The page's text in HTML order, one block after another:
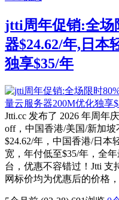
jtti周年促销:全场
器$24.62/年,日本
独享$35/年
Jtti.cc 发布了 2026 年周年
off，中国香港/美国/新加
$24.62/年，中国香港/日本
宽，年付低至$35/年，全
台，优惠不容错过！Jtti 支
网标价均为优惠后的价格